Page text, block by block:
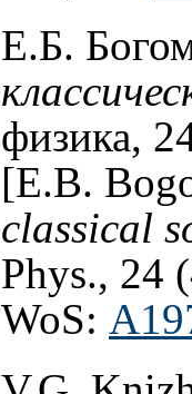
Е.Б.
физика,
[E.B.
classical
Phys., 24
WoS: